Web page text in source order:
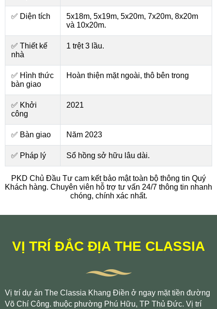
✅ Diện tích
5x18m, 5x19m, 5x20m, 7x20m, 8x20m
và 10x20m.
✅ Thiết kế
nhà
1 trệt 3 lầu.
✅ Hình thức
bàn giao
Hoàn thiện mặt ngoài, thô bên trong
✅ Khởi
công
2021
✅ Bàn giao Năm 2023
✅ Pháp lý Sổ hồng sở hữu lâu dài.
PKD Chủ Đầu Tư cam kết bảo mật toàn bộ thông tin Quý
Khách hàng. Chuyên viên hỗ trợ tư vấn 24/7 thông tin nhanh
chóng, chính xác nhất.
VỊ TRÍ ĐẮC ĐỊA THE CLASSIA
Vị trí dự án The Classia Khang Điền ở ngay mặt tiền đường
Võ Chí Công. thuộc phường Phú Hữu, TP Thủ Đức. Vị trí